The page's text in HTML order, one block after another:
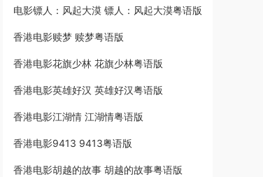
电影镖人：风起大漠 镖人：风起大漠粤语版
香港电影赎梦 赎梦粤语版
香港电影花旗少林 花旗少林粤语版
香港电影英雄好汉 英雄好汉粤语版
香港电影江湖情 江湖情粤语版
香港电影9413 9413粤语版
香港电影胡越的故事 胡越的故事粤语版